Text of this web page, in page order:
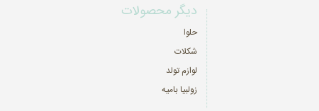
دیگر محصولات
حلوا
شکلات
لوازم تولد
زولبیا بامیه